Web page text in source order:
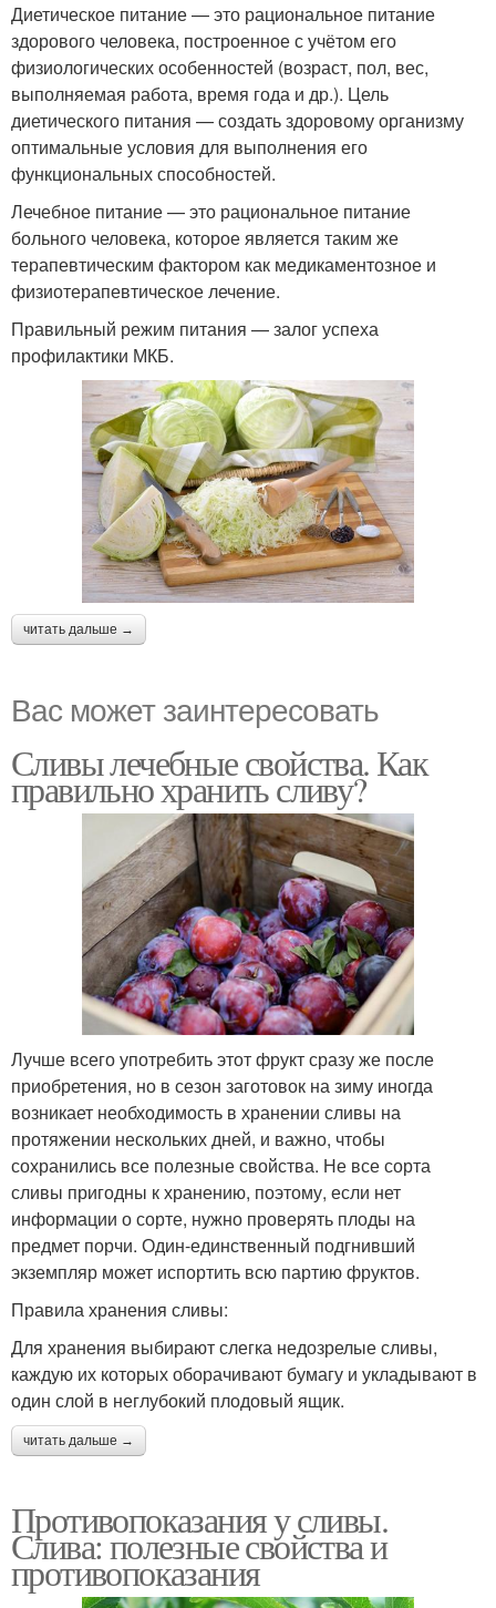
Диетическое питание — это рациональное питание
здорового человека, построенное с учётом его
физиологических особенностей (возраст, пол, вес,
выполняемая работа, время года и др.). Цель
диетического питания — создать здоровому организму
оптимальные условия для выполнения его
функциональных способностей.
Лечебное питание — это рациональное питание
больного человека, которое является таким же
терапевтическим фактором как медикаментозное и
физиотерапевтическое лечение.
Правильный режим питания — залог успеха
профилактики МКБ.
читать дальше →
Вас может заинтересовать
Сливы лечебные свойства. Как
правильно хранить сливу?
Лучше всего употребить этот фрукт сразу же после
приобретения, но в сезон заготовок на зиму иногда
возникает необходимость в хранении сливы на
протяжении нескольких дней, и важно, чтобы
сохранились все полезные свойства. Не все сорта
сливы пригодны к хранению, поэтому, если нет
информации о сорте, нужно проверять плоды на
предмет порчи. Один-единственный подгнивший
экземпляр может испортить всю партию фруктов.
Правила хранения сливы:
Для хранения выбирают слегка недозрелые сливы,
каждую их которых оборачивают бумагу и укладывают в
один слой в неглубокий плодовый ящик.
читать дальше →
Противопоказания у сливы.
Слива: полезные свойства и
противопоказания